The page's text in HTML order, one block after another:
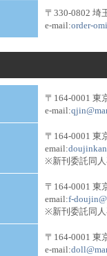
〒330-0802 埼
e-mail:order-
〒164-0001 東
e-mail:
〒164-0001 東
email:
※新刊委託同人
〒164-0001 東
email:f-
※新刊委託同人
〒164-0001 東
e-mail: